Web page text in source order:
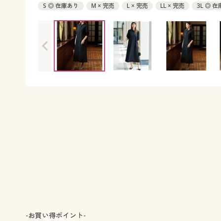
S ◎ 在庫あり M × 完売 L × 完売 LL × 完売 3L ◎ 在
-お買い得ポイント-